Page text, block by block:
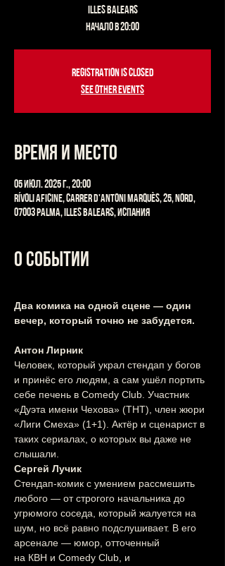
Illes Balears
Начало в 20:00
Registration is closed
See other events
Время и место
05 июл. 2025 г., 20:00
Rívoli Aficine, Carrer d'Antoni Marquès, 25, Nord,
07003 Palma, Illes Balears, Испания
О событии
Два комика на одной сцене — один
вечер, который точно не забудется.
Антон Лирник
Человек, который украл стендап у богов
и принёс его людям, а сам ушёл портить
себе печень в Comedy Club. Участник
«Дуэта имени Чехова» (ТНТ), член жюри
«Лиги Смеха» (1+1). Актёр и сценарист в
таких сериалах, о которых вы даже не
слышали.
Сергей Лучик
Стендап-комик с умением рассмешить
любого — от строгого начальника до
угрюмого соседа, который жалуется на
шум, но всё равно подслушивает. В его
арсенале — юмор, отточенный
на КВН и Comedy Club, и